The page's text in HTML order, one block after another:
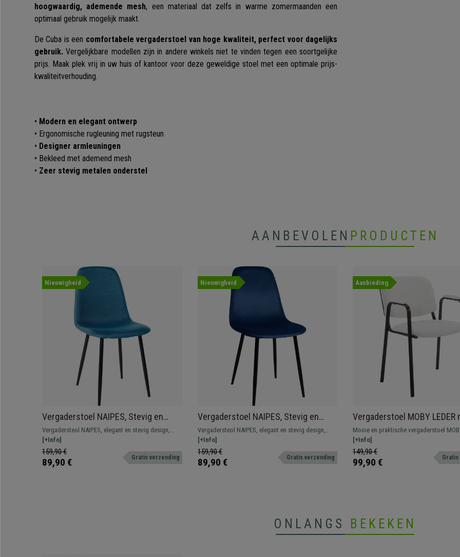
hoogwaardig, ademende mesh, een materiaal dat zelfs in warme zomermaanden een
optimaal gebruik mogelijk maakt.
De Cuba is een comfortabele vergaderstoel van hoge kwaliteit, perfect voor dagelijks
gebruik. Vergelijkbare modellen zijn in andere winkels niet te vinden tegen een soortgelijke
prijs. Maak plek vrij in uw huis of kantoor voor deze geweldige stoel met een optimale prijs-
kwaliteitverhouding.
• Modern en elegant ontwerp
• Ergonomische rugleuning met rugsteun
• Designer armleuningen
• Bekleed met ademend mesh
• Zeer stevig metalen onderstel
AANBEVOLEN PRODUCTEN
Nieuwigheid
Vergaderstoel NAIPES, Stevig en
Comfortabel, Zwarte Poten, Blauwe
Stof
Vergadersteol NAIPES, elegant en stevig design,
ideaal voor uw kantoor of voor uw bezoekers om
comfortabel te wachten. Verkrijgbaar in vele kleuren.
[+Info]
159,90 €
89,90 € Gratis verzending
Nieuwigheid
Vergaderstoel NAIPES, Stevig en
Comfortabel, Zwarte Poten, Blauw
Fluweel
Vergadersteol NAIPES, elegant en stevig design,
ideaal voor uw kantoor of voor uw bezoekers om
comfortabel te wachten. Verkrijgbaar in vele kleuren.
[+Info]
159,90 €
89,90 € Gratis verzending
Aanbieding
Vergaderstoel MOBY LEDER
Armleuningen, Comfortabel
praktisch, Zwarte Poten,
Mooie en praktische vergaderstoel MOBY
armleuningen, een typische
wacht- of vergaderruimtes te plaatsen.
[+Info]
149,90 €
99,90 € Gratis
ONLANGS BEKEKEN